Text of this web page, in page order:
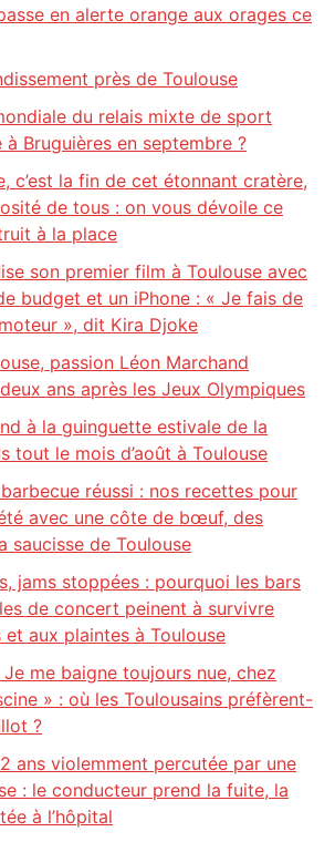
en alerte orange aux orages ce
près de Toulouse
du relais mixte de sport
Bruguières en septembre ?
c’est la fin de cet étonnant cratère,
de tous : on vous dévoile ce
à la place
son premier film à Toulouse avec
budget et un iPhone : « Je fais de
», dit Kira Djoke
passion Léon Marchand
ans après les Jeux Olympiques
à la guinguette estivale de la
tout le mois d’août à Toulouse
barbecue réussi : nos recettes pour
avec une côte de bœuf, des
saucisse de Toulouse
jams stoppées : pourquoi les bars
de concert peinent à survivre
aux plaintes à Toulouse
Je me baigne toujours nue, chez
» : où les Toulousains préfèrent-
?
ans violemment percutée par une
: le conducteur prend la fuite, la
à l’hôpital